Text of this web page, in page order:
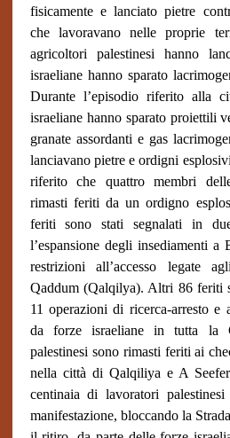
fisicamente e lanciato pietre
che lavoravano nelle proprie
agricoltori palestinesi hanno
israeliane hanno sparato
Durante l’episodio riferito alla
israeliane hanno sparato proiettili
granate assordanti e gas
lanciavano pietre e ordigni
riferito che quattro membri
rimasti feriti da un ordigno
feriti sono stati segnalati in
l’espansione degli insediamenti
restrizioni all’accesso legate
Qaddum (Qalqilya). Altri 86 feriti
11 operazioni di ricerca-arresto e
da forze israeliane in tutta la
palestinesi sono rimasti feriti ai
nella città di Qalqiliya e A
centinaia di lavoratori
manifestazione, bloccando la